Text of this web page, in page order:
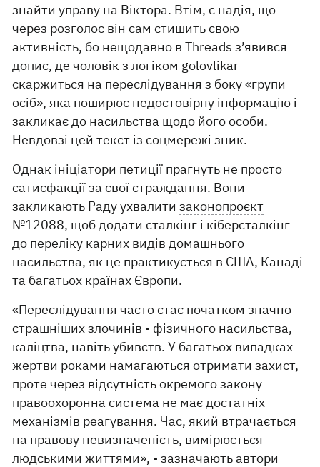
знайти управу на Віктора. Втім, є надія, що
через розголос він сам стишить свою
активність, бо нещодавно в Threads з’явився
допис, де чоловік з логіком golovlikar
скаржиться на переслідування з боку «групи
осіб», яка поширює недостовірну інформацію і
закликає до насильства щодо його особи.
Невдовзі цей текст із соцмережі зник.
Однак ініціатори петиції прагнуть не просто
сатисфакції за свої страждання. Вони
закликають Раду ухвалитизаконопроєкт
№12088, щоб додати сталкінг і кіберсталкінг
до переліку карних видів домашнього
насильства, як це практикується в США, Канаді
та багатьох країнах Європи.
«Переслідування часто стає початком значно
страшніших злочинів - фізичного насильства,
каліцтва, навіть убивств. У багатьох випадках
жертви роками намагаються отримати захист,
проте через відсутність окремого закону
правоохоронна система не має достатніх
механізмів реагування. Час, який втрачається
на правову невизначеність, вимірюється
людськими життями», - зазначають автори